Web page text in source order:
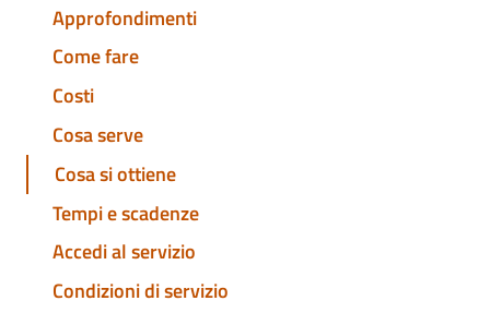
Approfondimenti
Come fare
Costi
Cosa serve
Cosa si ottiene
Tempi e scadenze
Accedi al servizio
Condizioni di servizio